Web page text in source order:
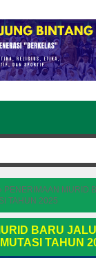
PENERIMAAN MURID
TAHUN 2025
BARU
TAHUN